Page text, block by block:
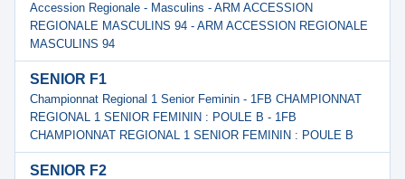
Accession Regionale - Masculins - ARM ACCESSION
REGIONALE MASCULINS 94 - ARM ACCESSION REGIONALE
MASCULINS 94
SENIOR F1
Championnat Regional 1 Senior Feminin - 1FB CHAMPIONNAT
REGIONAL 1 SENIOR FEMININ : POULE B - 1FB
CHAMPIONNAT REGIONAL 1 SENIOR FEMININ : POULE B
SENIOR F2